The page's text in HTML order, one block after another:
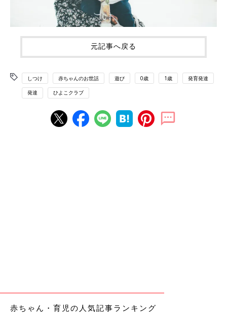
元記事へ戻る
しつけ 赤ちゃんのお世話 遊び 0歳 1歳 発育発達
発達 ひよこクラブ
赤ちゃん・育児の人気記事ランキング